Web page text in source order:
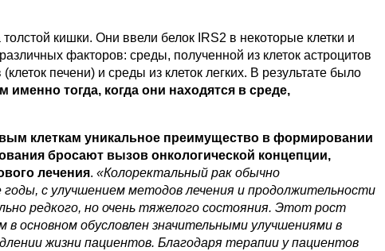
кишки. Они ввели белок IRS2 в некоторые клетки и
факторов: среды, полученной из клеток астроцитов
печени) и среды из клеток легких. В результате было
именно тогда, когда они находятся в среде,
клеткам уникальное преимущество в формировании
бросают вызов онкологической концепции,
лечения. «Колоректальный рак обычно
с улучшением методов лечения и продолжительности
редкого, но очень тяжелого состояния. Этот рост
основном обусловлен значительными улучшениями в
жизни пациентов. Благодаря терапии у пациентов